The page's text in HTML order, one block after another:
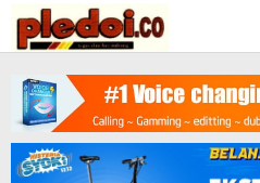
content